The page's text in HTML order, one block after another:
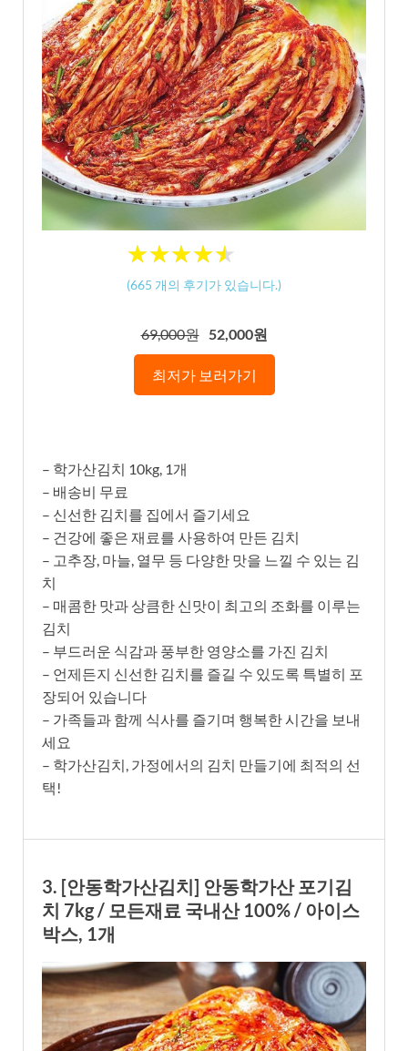
★★★★★
★★★★★
(665 개의 후기가 있습니다.)
69,000원 52,000원
최저가 보러가기
– 학가산김치 10kg, 1개
– 배송비 무료
– 신선한 김치를 집에서 즐기세요
– 건강에 좋은 재료를 사용하여 만든 김치
– 고추장, 마늘, 열무 등 다양한 맛을 느낄 수 있는 김
치
– 매콤한 맛과 상큼한 신맛이 최고의 조화를 이루는
김치
– 부드러운 식감과 풍부한 영양소를 가진 김치
– 언제든지 신선한 김치를 즐길 수 있도록 특별히 포
장되어 있습니다
– 가족들과 함께 식사를 즐기며 행복한 시간을 보내
세요
– 학가산김치, 가정에서의 김치 만들기에 최적의 선
택!
3. [안동학가산김치] 안동학가산 포기김
치 7kg / 모든재료 국내산 100% / 아이스
박스, 1개